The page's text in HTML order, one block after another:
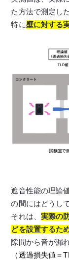
た方法で測定し
特に壁に対する
遮音性能の理論
の間にはどうし
それは、実際の
どを設置するた
隙間から音が漏
（透過損失値＝